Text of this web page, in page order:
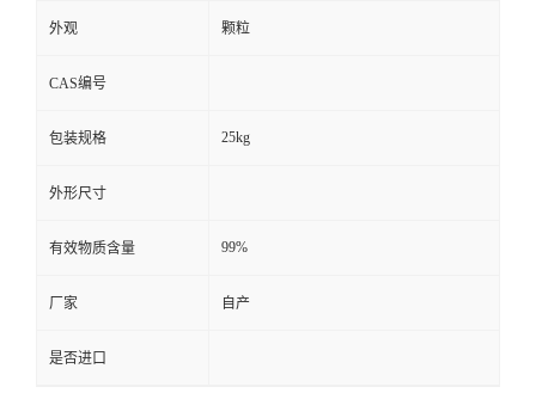
外观 颗粒
CAS编号
包装规格 25kg
外形尺寸
有效物质含量 99%
厂家 自产
是否进口